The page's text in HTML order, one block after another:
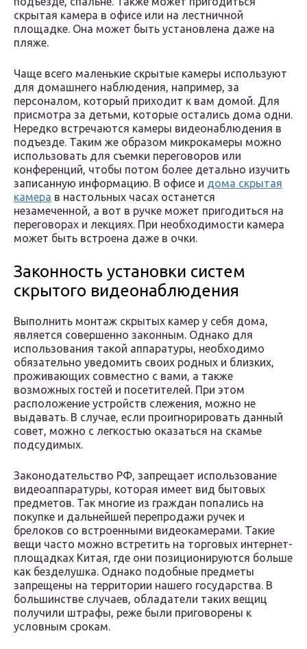
скрытая камера в офисе или на лестничной
площадке. Она может быть установлена даже на
пляже.
Чаще всего маленькие скрытые камеры используют
для домашнего наблюдения, например, за
персоналом, который приходит к вам домой. Для
присмотра за детьми, которые остались дома одни.
Нередко встречаются камеры видеонаблюдения в
подъезде. Таким же образом микрокамеры можно
использовать для съемки переговоров или
конференций, чтобы потом более детально изучить
записанную информацию. В офисе и дома скрытая
камера в настольных часах останется
незамеченной, а вот в ручке может пригодиться на
переговорах и лекциях. При необходимости камера
может быть встроена даже в очки.
Законность установки систем
скрытого видеонаблюдения
Выполнить монтаж скрытых камер у себя дома,
является совершенно законным. Однако для
использования такой аппаратуры, необходимо
обязательно уведомить своих родных и близких,
проживающих совместно с вами, а также
возможных гостей и посетителей. При этом
расположение устройств слежения, можно не
выдавать. В случае, если проигнорировать данный
совет, можно с легкостью оказаться на скамье
подсудимых.
Законодательство РФ, запрещает использование
видеоаппаратуры, которая имеет вид бытовых
предметов. Так многие из граждан попались на
покупке и дальнейшей перепродажи ручек и
брелоков со встроенными видеокамерами. Такие
вещи часто можно встретить на торговых интернет-
площадках Китая, где они позиционируются больше
как безделушка. Однако подобные предметы
запрещены на территории нашего государства. В
большинстве случаев, обладатели таких вещиц
получили штрафы, реже были приговорены к
условным срокам.